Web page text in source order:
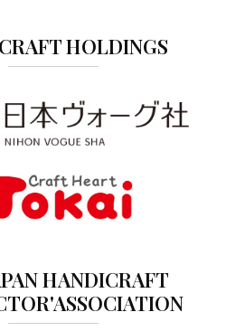
HOLDINGS
HANDICRAFT